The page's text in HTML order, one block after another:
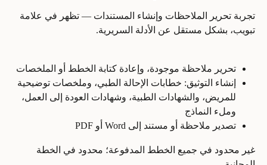
تجربة تحرير الملاحظات وإنشاء المستندات — تظهر في علامة
تبويب، بشكل مستقل عن الأدلة السريرية.
تحرير ملاحظة موجودة، وإعادة كتابة الخطط أو الملخصات
إنشاء التوثيق: خطابات الإحالة الطبي، وملخصات توضيحية
للمريض، والشهادات الطبية، وشهادات العودة إلى العمل،
وملء النماذج
تصدير ملاحظة أو مستند إلى Word أو PDF
غير محدود في جميع الخطط المدفوعة؛ محدود في الخطة